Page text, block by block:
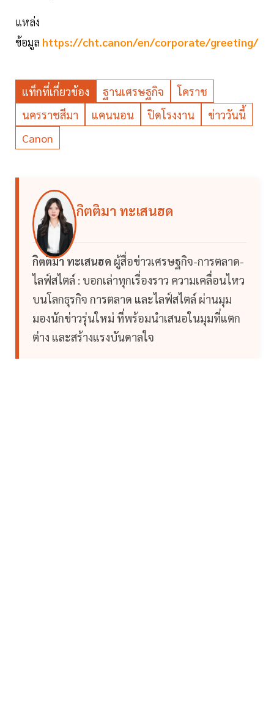
แหล่ง
ข้อมูล https://cht.canon/en/corporate/greeting/
แท็กที่เกี่ยวข้อง ฐานเศรษฐกิจ
โคราช
นครราชสีมา
แคนนอน ปิดโรงงาน
ข่าววันนี้
Canon
กิตติมา ทะเสนฮด
กิตติมา ทะเสนฮด ผู้สื่อข่าวเศรษฐกิจ-การตลาด-
ไลฟ์สไตล์ : บอกเล่าทุกเรื่องราว ความเคลื่อนไหว
บนโลกธุรกิจ การตลาด และไลฟ์สไตล์ ผ่านมุม
มองนักข่าวรุ่นใหม่ ที่พร้อมนำเสนอในมุมที่แตก
ต่าง และสร้างแรงบันดาลใจ